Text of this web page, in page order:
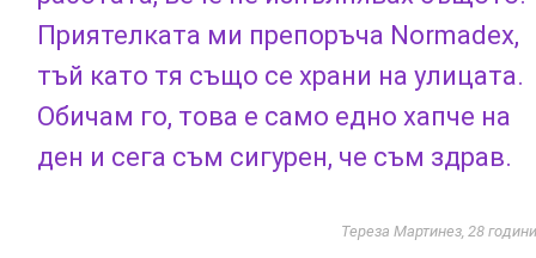
Приятелката ми препоръча Normadex,
тъй като тя също се храни на улицата.
Обичам го, това е само едно хапче на
ден и сега съм сигурен, че съм здрав.
Тереза Мартинез, 28 години